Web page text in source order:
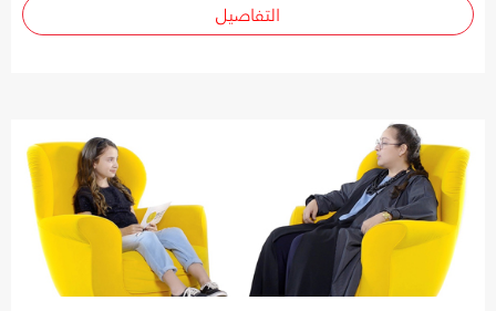
التفاصيل